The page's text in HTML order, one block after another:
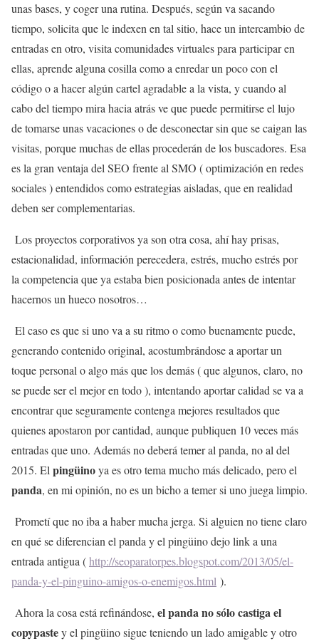
unas bases, y coger una rutina. Después, según va sacando
tiempo, solicita que le indexen en tal sitio, hace un intercambio de
entradas en otro, visita comunidades virtuales para participar en
ellas, aprende alguna cosilla como a enredar un poco con el
código o a hacer algún cartel agradable a la vista, y cuando al
cabo del tiempo mira hacia atrás ve que puede permitirse el lujo
de tomarse unas vacaciones o de desconectar sin que se caigan las
visitas, porque muchas de ellas procederán de los buscadores. Esa
es la gran ventaja del SEO frente al SMO ( optimización en redes
sociales ) entendidos como estrategias aisladas, que en realidad
deben ser complementarias.
Los proyectos corporativos ya son otra cosa, ahí hay prisas,
estacionalidad, información perecedera, estrés, mucho estrés por
la competencia que ya estaba bien posicionada antes de intentar
hacernos un hueco nosotros…
El caso es que si uno va a su ritmo o como buenamente puede,
generando contenido original, acostumbrándose a aportar un
toque personal o algo más que los demás ( que algunos, claro, no
se puede ser el mejor en todo ), intentando aportar calidad se va a
encontrar que seguramente contenga mejores resultados que
quienes apostaron por cantidad, aunque publiquen 10 veces más
entradas que uno. Además no deberá temer al panda, no al del
2015. El pingüinoya es otro tema mucho más delicado, pero el
panda, en mi opinión, no es un bicho a temer si uno juega limpio.
Prometí que no iba a haber mucha jerga. Si alguien no tiene claro
en qué se diferencian el panda y el pingüino dejo link a una
entrada antigua (http://seoparatorpes.blogspot.com/2013/05/el-
panda-y-el-pinguino-amigos-o-enemigos.html ).
Ahora la cosa está refinándose, el panda no sólo castiga el
copypastey el pingüino sigue teniendo un lado amigable y otro